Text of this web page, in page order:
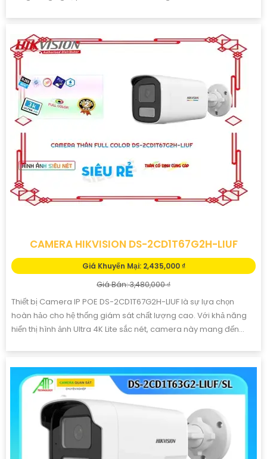
CAMERA HIKVISION DS-2CD1T67G2H-LIUF
Giá Khuyến Mại: 2,435,000 ₫
Giá Bán: 3,480,000 ₫
Thiết bị Camera IP POE DS-2CD1T67G2H-LIUF là sự lựa chọn
hoàn hảo cho hệ thống giám sát chất lượng cao. Với khả năng
hiển thị hình ảnh Ultra 4K Lite sắc nét, camera này mang đến...